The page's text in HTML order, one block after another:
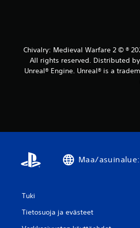
Chivalry: Medieval Warfare 2 © ®
All rights reserved. Distributed
Unreal® Engine. Unreal® is a
Maa/
Tuki
Tietosuoja ja evästeet